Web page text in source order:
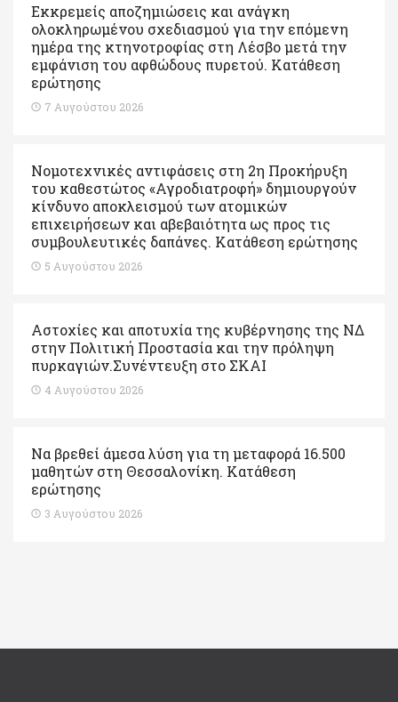
Εκκρεμείς αποζημιώσεις και ανάγκη
ολοκληρωμένου σχεδιασμού για την επόμενη
ημέρα της κτηνοτροφίας στη Λέσβο μετά την
εμφάνιση του αφθώδους πυρετού. Kατάθεση
ερώτησης
7 Αυγούστου 2026
Νομοτεχνικές αντιφάσεις στη 2η Προκήρυξη
του καθεστώτος «Αγροδιατροφή» δημιουργούν
κίνδυνο αποκλεισμού των ατομικών
επιχειρήσεων και αβεβαιότητα ως προς τις
συμβουλευτικές δαπάνες. Κατάθεση ερώτησης
5 Αυγούστου 2026
Αστοχίες και αποτυχία της κυβέρνησης της ΝΔ
στην Πολιτική Προστασία και την πρόληψη
πυρκαγιών.Συνέντευξη στο ΣΚΑΙ
4 Αυγούστου 2026
Να βρεθεί άμεσα λύση για τη μεταφορά 16.500
μαθητών στη Θεσσαλονίκη. Κατάθεση
ερώτησης
3 Αυγούστου 2026